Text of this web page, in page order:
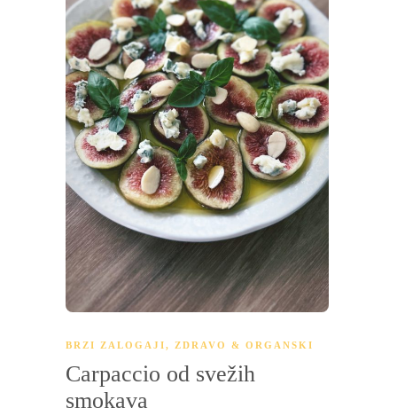
BRZI ZALOGAJI, ZDRAVO & ORGANSKI
Carpaccio od svežih
smokava